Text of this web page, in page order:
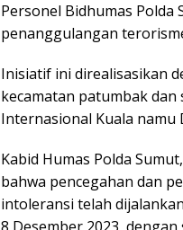
Personel Bidhumas
penanggulangan
Inisiatif ini direalisasikan
kecamatan patumbak
Internasional Kuala namu
Kabid Humas Polda
bahwa pencegahan dan
intoleransi telah